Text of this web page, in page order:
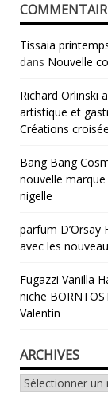
Tissaia
dans Nouvelle
Richard Orlinski
artistique et
Créations
Bang Bang
nouvelle marque
nigelle
parfum D’Orsay
avec les
Fugazzi Vanilla
niche
Valentin
ARCHIVES
Archives